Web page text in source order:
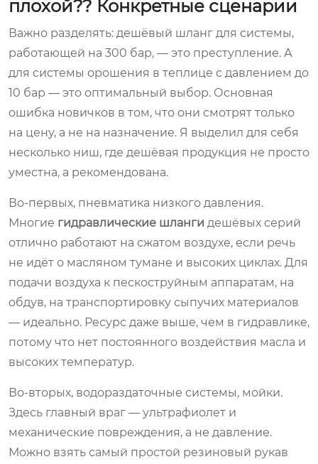
плохой?? Конкретные сценарии
Важно разделять: дешёвый шланг для системы,
работающей на 300 бар, — это преступление. А
для системы орошения в теплице с давлением до
10 бар — это оптимальный выбор. Основная
ошибка новичков в том, что они смотрят только
на цену, а не на назначение. Я выделил для себя
несколько ниш, где дешёвая продукция не просто
уместна, а рекомендована.
Во-первых, пневматика низкого давления.
Многие гидравлические шланги дешёвых серий
отлично работают на сжатом воздухе, если речь
не идёт о масляном тумане и высоких циклах. Для
подачи воздуха к пескоструйным аппаратам, на
обдув, на транспортировку сыпучих материалов
— идеально. Ресурс даже выше, чем в гидравлике,
потому что нет постоянного воздействия масла и
высоких температур.
Во-вторых, водораздаточные системы, мойки.
Здесь главный враг — ультрафиолет и
механические повреждения, а не давление.
Можно взять самый простой резиновый рукав